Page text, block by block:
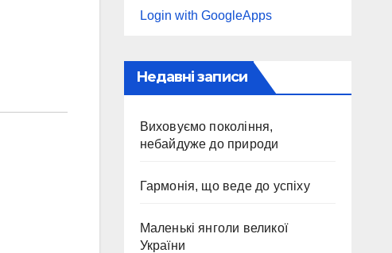
Login with GoogleApps
Недавні записи
Виховуємо покоління,
небайдуже до природи
Гармонія, що веде до успіху
Маленькі янголи великої
України